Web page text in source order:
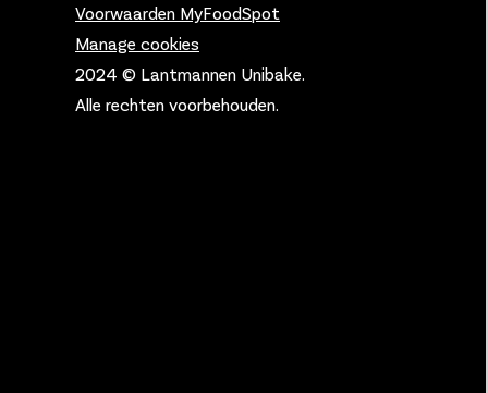
Voorwaarden MyFoodSpot
Manage cookies
2024 © Lantmannen Unibake.
Alle rechten voorbehouden.